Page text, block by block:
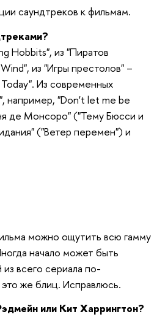
саундтреков к фильмам.
Hobbits", из "Пиратов
из "Игры престолов" –
Из современных
например, "Don't let me be
де Монсоро" ("Тему Бюсси и
("Ветер перемен") и
можно ощутить всю гамму
начало может быть
всего сериала по-
же блиц. Исправлюсь.
или Кит Харрингтон?